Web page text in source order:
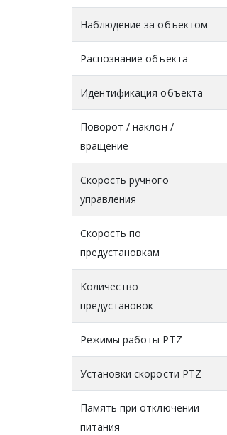
Наблюдение за объектом
Распознание объекта
Идентификация объекта
Поворот / наклон /
вращение
Скорость ручного
управления
Скорость по
предустановкам
Количество
предустановок
Режимы работы PTZ
Установки скорости PTZ
Память при отключении
питания